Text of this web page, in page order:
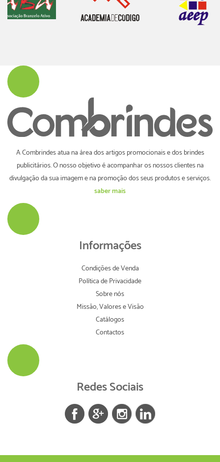
A Combrindes atua na área dos artigos promocionais e dos brindes
publicitários. O nosso objetivo é acompanhar os nossos clientes na
divulgação da sua imagem e na promoção dos seus produtos e serviços.
saber mais
Informações
Condições de Venda
Política de Privacidade
Sobre nós
Missão, Valores e Visão
Catálogos
Contactos
Redes Sociais